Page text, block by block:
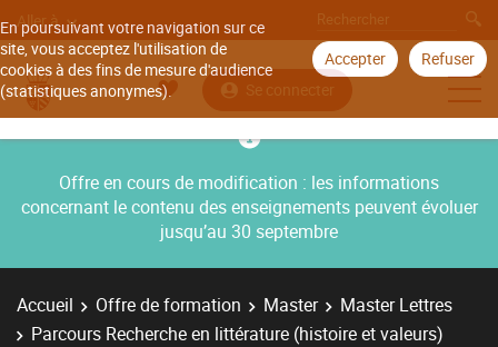
En poursuivant votre navigation sur ce
site, vous acceptez l'utilisation de
cookies à des fins de mesure d'audience
(statistiques anonymes).
Accepter Refuser
Aller à
Se connecter
Offre en cours de modification : les informations
concernant le contenu des enseignements peuvent évoluer
jusqu’au 30 septembre
Accueil Offre de formation Master
Master Lettres
Parcours Recherche en littérature (histoire et valeurs)